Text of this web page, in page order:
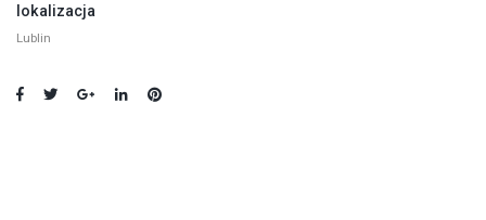
lokalizacja
Lublin